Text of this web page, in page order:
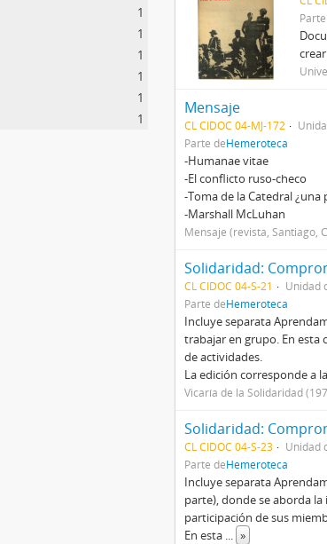
1
1
1
1
1
1
Mensaje
CL CIDOC 04-MJ-172
Parte deHemeroteca
-Humanae vitae
-El conflicto ruso-checo
-Toma de la Catedral ¿una
-Marshall McLuhan
Mensaje (revista, Santiago,
CL CIDOC 04-S-21 Unidad
Parte deHemeroteca
Incluye separata
trabajar en grupo. En esta
de actividades.
La edición corresponde a la
Vicaría de la Solidaridad
CL CIDOC 04-S-23 Unidad
Parte deHemeroteca
Incluye separata
parte), donde se aborda
participación de sus
En esta ... »